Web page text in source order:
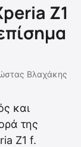
Z1
Βλαχάκης
και
της
Z1 f.